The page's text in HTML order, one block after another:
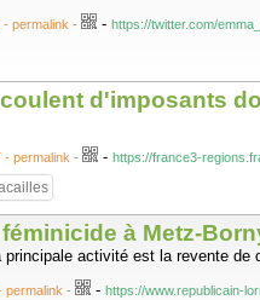
permalink - - https://twitter.com/
d'imposants
- permalink - - https://france3-
à Metz-
activité est la revente de
permalink - - https://www.republicain-